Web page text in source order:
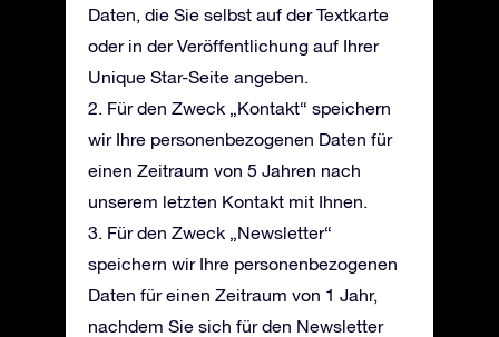
Daten, die Sie selbst auf der Textkarte
oder in der Veröffentlichung auf Ihrer
Unique Star-Seite angeben.
2. Für den Zweck „Kontakt“ speichern
wir Ihre personenbezogenen Daten für
einen Zeitraum von 5 Jahren nach
unserem letzten Kontakt mit Ihnen.
3. Für den Zweck „Newsletter“
speichern wir Ihre personenbezogenen
Daten für einen Zeitraum von 1 Jahr,
nachdem Sie sich für den Newsletter